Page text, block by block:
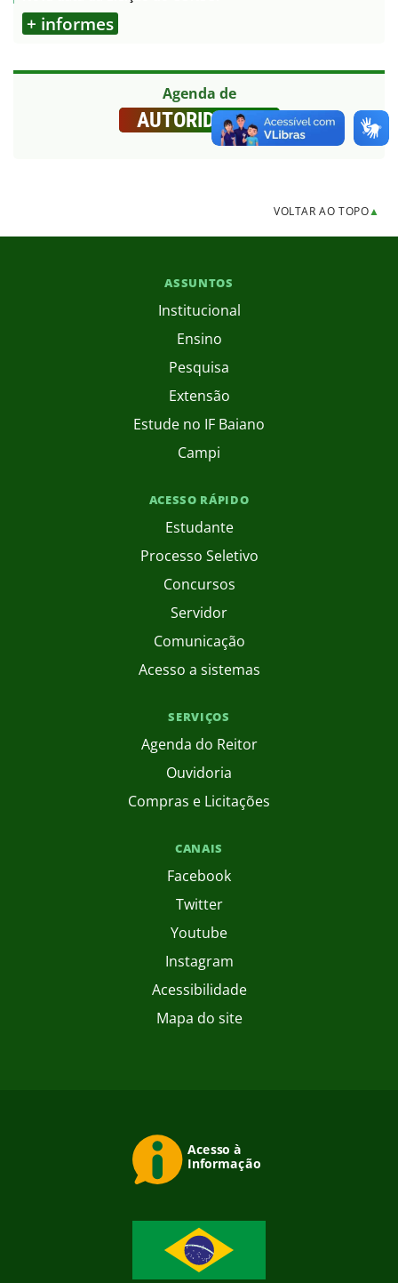
+ informes
Agenda de
AUTORIDADES
VOLTAR AO TOPO▲
ASSUNTOS
Institucional
Ensino
Pesquisa
Extensão
Estude no IF Baiano
Campi
ACESSO RÁPIDO
Estudante
Processo Seletivo
Concursos
Servidor
Comunicação
Acesso a sistemas
SERVIÇOS
Agenda do Reitor
Ouvidoria
Compras e Licitações
CANAIS
Facebook
Twitter
Youtube
Instagram
Acessibilidade
Mapa do site